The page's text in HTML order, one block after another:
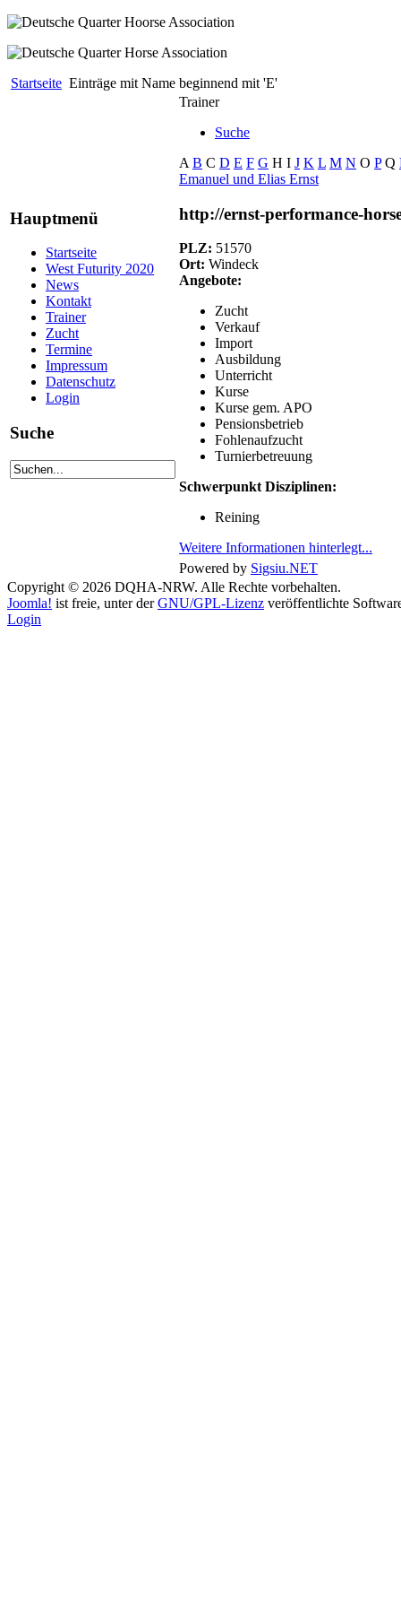
Startseite Einträge mit Name beginnend mit 'E'
Hauptmenü
Startseite
West Futurity 2020
News
Kontakt
Trainer
Zucht
Termine
Impressum
Datenschutz
Login
Suche
Trainer
Suche
A B C D E F G H I J K L M N O P Q
Emanuel und Elias Ernst
http://ernst-performance-
PLZ: 51570
Ort: Windeck
Angebote:
Zucht
Verkauf
Import
Ausbildung
Unterricht
Kurse
Kurse gem. APO
Pensionsbetrieb
Fohlenaufzucht
Turnierbetreuung
Schwerpunkt Disziplinen:
Reining
Weitere Informationen hinterlegt...
Powered by Sigsiu.NET
Copyright © 2026 DQHA-NRW. Alle Rechte vorbehalten.
Joomla! ist freie, unter derGNU/GPL-Lizenz veröffentlichte
Login